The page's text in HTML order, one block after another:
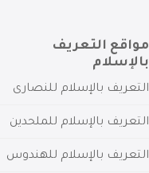
مواقع التعريف
بالإسلام
التعريف بالإسلام للنصارى
التعريف بالإسلام للملحدين
التعريف بالإسلام للهندوس